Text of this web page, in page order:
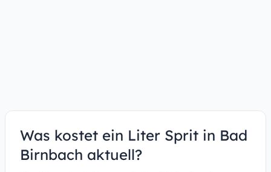
Was kostet ein Liter Sprit in Bad
Birnbach aktuell?